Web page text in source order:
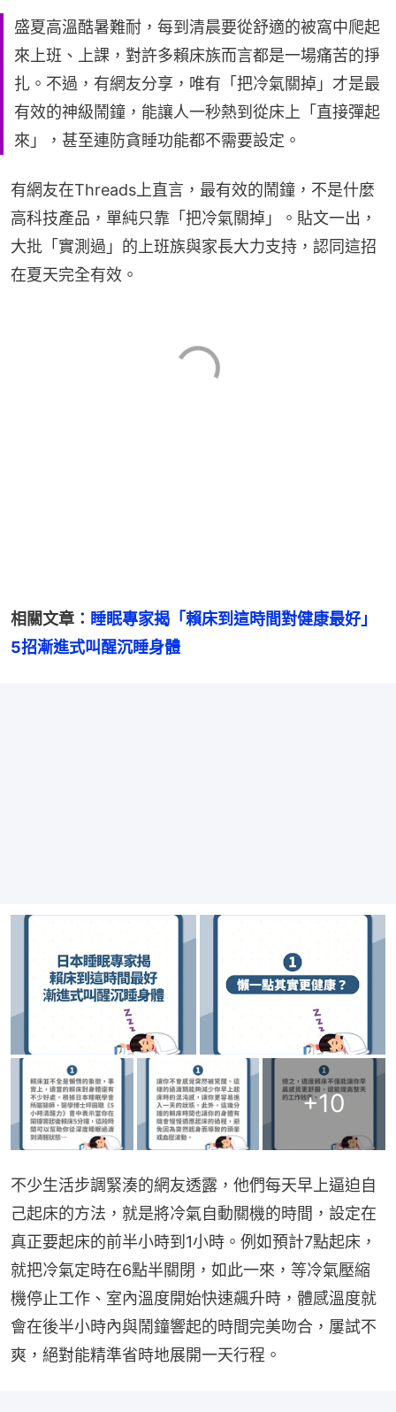
盛夏高溫酷暑難耐，每到清晨要從舒適的被窩中爬起
來上班、上課，對許多賴床族而言都是一場痛苦的掙
扎。不過，有網友分享，唯有「把冷氣關掉」才是最
有效的神級鬧鐘，能讓人一秒熱到從床上「直接彈起
來」，甚至連防貪睡功能都不需要設定。
有網友在Threads上直言，最有效的鬧鐘，不是什麼
高科技產品，單純只靠「把冷氣關掉」。貼文一出，
大批「實測過」的上班族與家長大力支持，認同這招
在夏天完全有效。
相關文章： 睡眠專家揭「賴床到這時間對健康最好」
5招漸進式叫醒沉睡身體
+10
不少生活步調緊湊的網友透露，他們每天早上逼迫自
己起床的方法，就是將冷氣自動關機的時間，設定在
真正要起床的前半小時到1小時。例如預計7點起床，
就把冷氣定時在6點半關閉，如此一來，等冷氣壓縮
機停止工作、室內溫度開始快速飆升時，體感溫度就
會在後半小時內與鬧鐘響起的時間完美吻合，屢試不
爽，絕對能精準省時地展開一天行程。